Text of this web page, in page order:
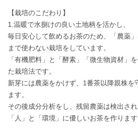
【栽培のこだわり】
1.温暖で水捌けの良い土地柄を活かし、
毎日安心して飲めるお茶のため、「農薬
まで使わない栽培をしています。
「有機肥料」と「酵素」「微生物資材」
た栽培法です。
新芽には農薬をかけず、1番茶以降親株を
ます。
その後成分分析をし、残留農薬は検出され
「人」と「環境」に優しいお茶を作ります